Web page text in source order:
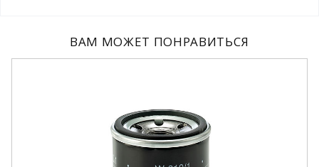
ВАМ МОЖЕТ ПОНРАВИТЬСЯ